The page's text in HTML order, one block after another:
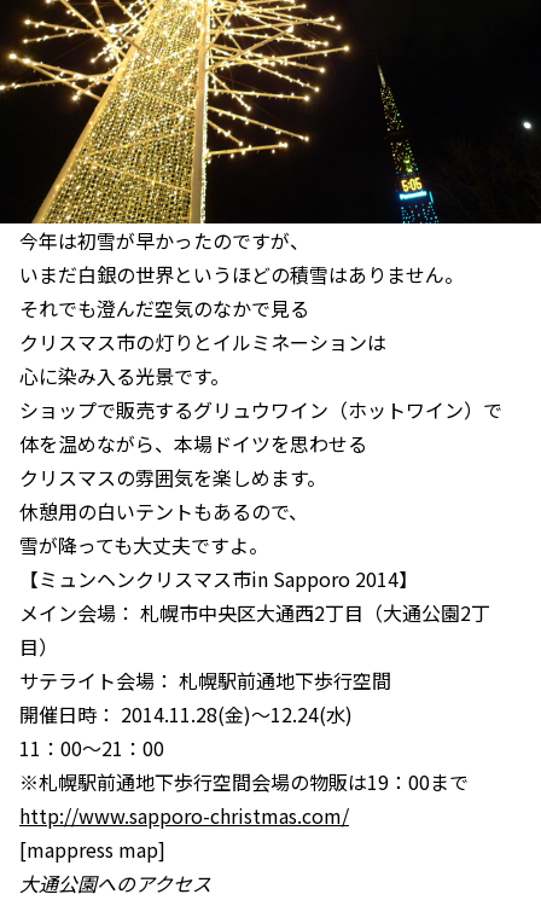
今年は初雪が早かったのですが、
いまだ白銀の世界というほどの積雪はありません。
それでも澄んだ空気のなかで見る
クリスマス市の灯りとイルミネーションは
心に染み入る光景です。
ショップで販売するグリュウワイン（ホットワイン）で
体を温めながら、本場ドイツを思わせる
クリスマスの雰囲気を楽しめます。
休憩用の白いテントもあるので、
雪が降っても大丈夫ですよ。
【ミュンヘンクリスマス市in Sapporo 2014】
メイン会場： 札幌市中央区大通西2丁目（大通公園2丁
目）
サテライト会場： 札幌駅前通地下歩行空間
開催日時： 2014.11.28(金)～12.24(水)
11：00～21：00
※札幌駅前通地下歩行空間会場の物販は19：00まで
http://www.sapporo-christmas.com/
[mappress map]
大通公園へのアクセス